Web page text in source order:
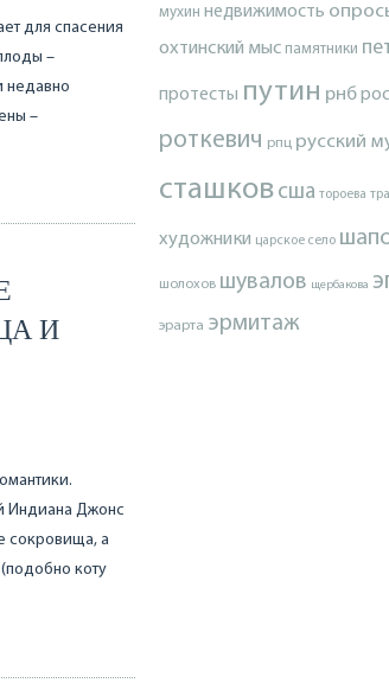
для спасения
–
недавно
–
И
Индиана Джонс
сокровища, а
коту
мухин недвижимость
охтинский мыс памятники
протесты путин рнб
роткевич рпц русский
сташков сша тороева
художники царское село
шолохов шувалов щербакова
эрарта эрмитаж